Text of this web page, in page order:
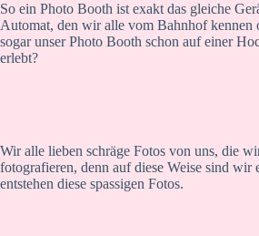
So ein Photo Booth ist exakt das gleiche
Automat, den wir alle vom Bahnhof kennen
sogar unser Photo Booth schon auf einer
erlebt?
Wir alle lieben schräge Fotos von uns, die
fotografieren, denn auf diese Weise sind wir
entstehen diese spassigen Fotos.